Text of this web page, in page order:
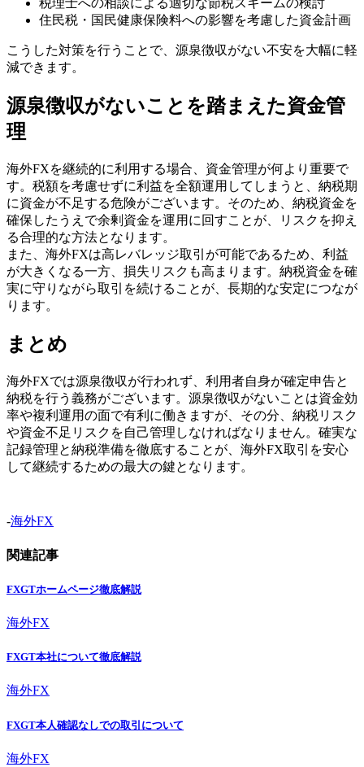
住民税・国民健康保険料への影響を考慮した資金計画
こうした対策を行うことで、源泉徴収がない不安を大幅に軽
減できます。
源泉徴収がないことを踏まえた資金管
理
海外FXを継続的に利用する場合、資金管理が何より重要で
す。税額を考慮せずに利益を全額運用してしまうと、納税期
に資金が不足する危険がございます。そのため、納税資金を
確保したうえで余剰資金を運用に回すことが、リスクを抑え
る合理的な方法となります。
また、海外FXは高レバレッジ取引が可能であるため、利益
が大きくなる一方、損失リスクも高まります。納税資金を確
実に守りながら取引を続けることが、長期的な安定につなが
ります。
まとめ
海外FXでは源泉徴収が行われず、利用者自身が確定申告と
納税を行う義務がございます。源泉徴収がないことは資金効
率や複利運用の面で有利に働きますが、その分、納税リスク
や資金不足リスクを自己管理しなければなりません。確実な
記録管理と納税準備を徹底することが、海外FX取引を安心
して継続するための最大の鍵となります。
-海外FX
関連記事
FXGTホームページ徹底解説
海外FX
FXGT本社について徹底解説
海外FX
FXGT本人確認なしでの取引について
海外FX